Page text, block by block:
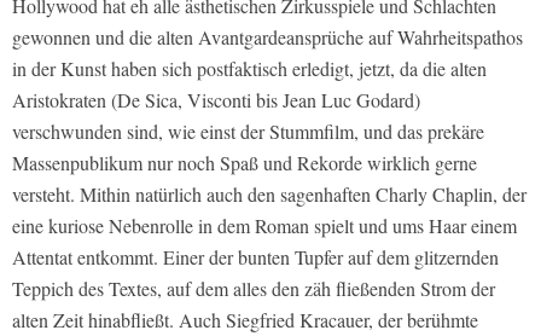
gewonnen und die alten Avantgardeansprüche auf Wahrheitspathos
in der Kunst haben sich postfaktisch erledigt, jetzt, da die alten
Aristokraten (De Sica, Visconti bis Jean Luc Godard)
verschwunden sind, wie einst der Stummfilm, und das prekäre
Massenpublikum nur noch Spaß und Rekorde wirklich gerne
versteht. Mithin natürlich auch den sagenhaften Charly Chaplin, der
eine kuriose Nebenrolle in dem Roman spielt und ums Haar einem
Attentat entkommt. Einer der bunten Tupfer auf dem glitzernden
Teppich des Textes, auf dem alles den zäh fließenden Strom der
alten Zeit hinabfließt. Auch Siegfried Kracauer, der berühmte